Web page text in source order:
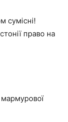
сумісні!
право на